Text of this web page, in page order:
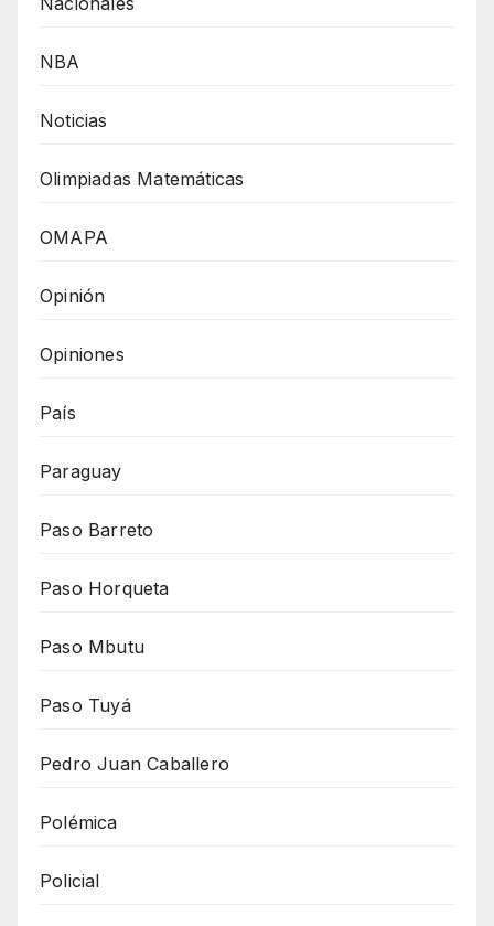
NBA
Noticias
Olimpiadas Matemáticas
OMAPA
Opinión
Opiniones
País
Paraguay
Paso Barreto
Paso Horqueta
Paso Mbutu
Paso Tuyá
Pedro Juan Caballero
Polémica
Policial